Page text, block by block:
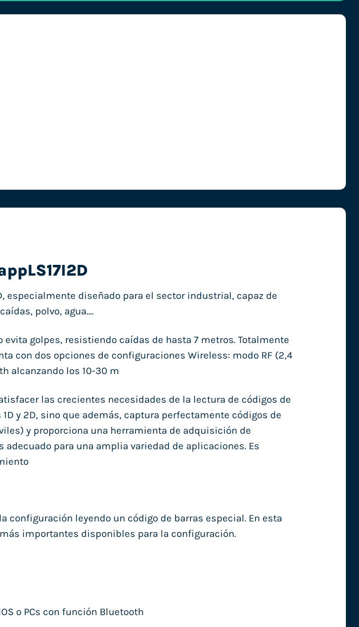
especialmente diseñado para el sector industrial, capaz de
polvo, agua….
evita golpes, resistiendo caídas de hasta 7 metros. Totalmente
con dos opciones de configuraciones Wireless: modo RF (2,4
alcanzando los 10-30 m
las crecientes necesidades de la lectura de códigos de
y 2D, sino que además, captura perfectamente códigos de
y proporciona una herramienta de adquisición de
para una amplia variedad de aplicaciones. Es
configuración leyendo un código de barras especial. En esta
importantes disponibles para la configuración.
o PCs con función Bluetooth